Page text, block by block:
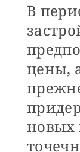
В
цены,
новых